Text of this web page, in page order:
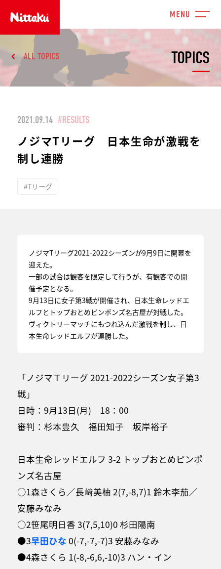
TOPICS
ALL TOPICS
2021.09.14 #RESULTS
ノジマTリーグ 日本生命が激戦を
制し連勝
#Tリーグ
ノジマTリーグ2021-2022シーズンが9月9日に開幕を
迎えた。
一部の試合は観客を限定して行うが、有観客での開
催予定となる。
9月13日に女子第3戦が開催され、日本生命レッドエ
ルフとトップおとめピンポンズ名古屋が対戦した。
ヴィクトリーマッチにもつれ込んだ激戦を制し、日
本生命レッドエルフが連勝した。
「ノジマＴリーグ 2021-2022シーズン女子第3
戦」
日時：9月13日(月) 18：00
審判：杉本豊久 福田知子 坂岸裕子
日本生命レッドエルフ 3-2 トップおとめピンポ
ンズ名古屋
○1森さくら／長﨑美柚 2(7,-8,7)1 鈴木李茄／
安藤みなみ
○2笹尾明日香 3(7,5,10)0 杉田陽南
●3早田ひな 0(-7,-7,-7)3 安藤みなみ
●4森さくら 1(-8,-6,6,-10)3 ハン・イン